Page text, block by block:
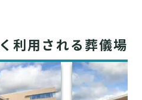
利用される葬儀場